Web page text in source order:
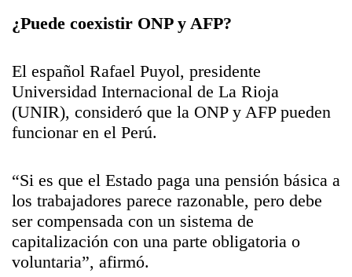
¿Puede coexistir ONP y AFP?
El español Rafael Puyol, presidente
Universidad Internacional de La Rioja
(UNIR), consideró que la ONP y AFP pueden
funcionar en el Perú.
“Si es que el Estado paga una pensión básica a
los trabajadores parece razonable, pero debe
ser compensada con un sistema de
capitalización con una parte obligatoria o
voluntaria”, afirmó.